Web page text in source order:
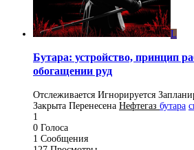
L
Бутара: устройство, принцип
обогащении руд
Отслеживается Игнорируется
Закрыта Перенесена Нефтегаз бутара
1
0 Голоса
1 Сообщения